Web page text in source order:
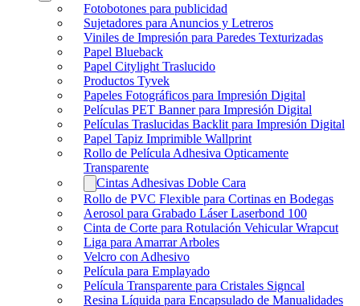
Fotobotones para publicidad
Sujetadores para Anuncios y Letreros
Viniles de Impresión para Paredes Texturizadas
Papel Blueback
Papel Citylight Traslucido
Productos Tyvek
Papeles Fotográficos para Impresión Digital
Películas PET Banner para Impresión Digital
Películas Traslucidas Backlit para Impresión Digital
Papel Tapiz Imprimible Wallprint
Rollo de Película Adhesiva Opticamente
Transparente
Cintas Adhesivas Doble Cara
Rollo de PVC Flexible para Cortinas en Bodegas
Aerosol para Grabado Láser Laserbond 100
Cinta de Corte para Rotulación Vehicular Wrapcut
Liga para Amarrar Arboles
Velcro con Adhesivo
Película para Emplayado
Película Transparente para Cristales Signcal
Resina Líquida para Encapsulado de Manualidades